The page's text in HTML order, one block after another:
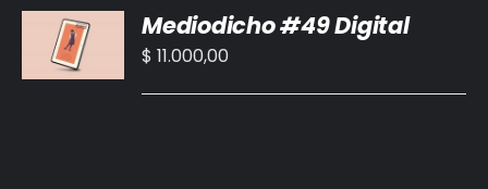
AL
CARRITO
/
Mediodicho #49 Digital
$ 11.000,00